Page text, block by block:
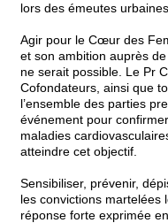
lors des émeutes urbaines.
Agir pour le Cœur des
et son ambition auprès
ne serait possible. Le Pr
Cofondateurs, ainsi que
l’ensemble des parties
événement pour
maladies
atteindre cet objectif.
Sensibiliser, prévenir,
les convictions martelées
réponse forte exprimée